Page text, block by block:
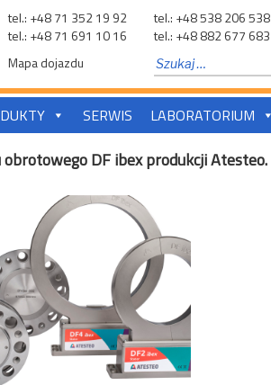
tel.: +48 71 352 19 92
tel.: +48 71 691 10 16
tel.: +48 538 206 538
tel.: +48 882 677 683
Mapa dojazdu
SERWIS LABORATORIUM
DF ibex produkcji Atesteo.